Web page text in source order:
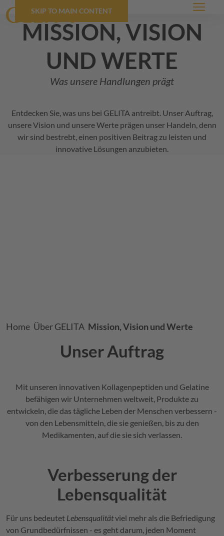
SKIP TO MAIN CONTENT Menü
mission, vision
und werte
Was unsere Handlungen prägt
Entdecken Sie, was uns bei GELITA antreibt. Unser Auftrag,
unsere Vision und unsere Werte prägen unser Handeln, denn
wir sind bestrebt, einen positiven Beitrag zu leisten und
innovative Lösungen anzubieten.
Breadcrumb
Home ÜberGELITA Mission, Vision und Werte
Unser Auftrag
Mit unseren innovativen Kollagenpeptiden und Gelatine
befähigen wir Unternehmen weltweit, Produkte zu
entwickeln, die das tägliche Leben der Menschen verbessern -
von den Lebensmitteln, die sie genießen, bis zu den
Medikamenten, auf die sie sich verlassen.
Verbesserung der
Lebensqualität
Für uns bedeutet Lebensqualitätviel mehr als die Befriedigung
von Grundbedürfnissen - es geht darum, jeden Moment